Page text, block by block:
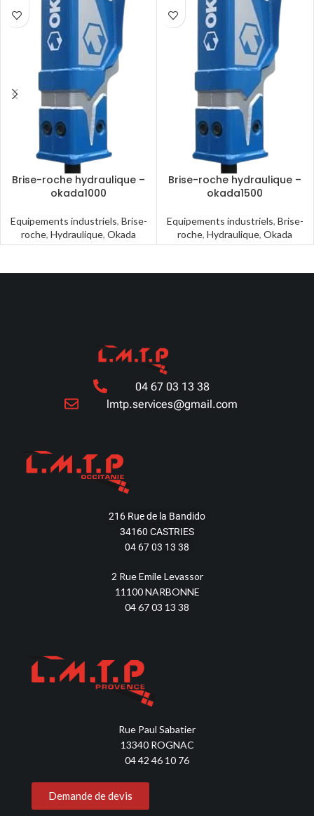
Brise-roche hydraulique –
okada1000
Equipements industriels, Brise-
roche, Hydraulique, Okada
Brise-roche hydraulique –
okada1500
Equipements industriels, Brise-
roche, Hydraulique, Okada
04 67 03 13 38
lmtp.services@gmail.com
216 Rue de la Bandido
34160 CASTRIES
04 67 03 13 38
2 Rue Emile Levassor
11100 NARBONNE
04 67 03 13 38
Rue Paul Sabatier
13340 ROGNAC
04 42 46 10 76
Demande de devis